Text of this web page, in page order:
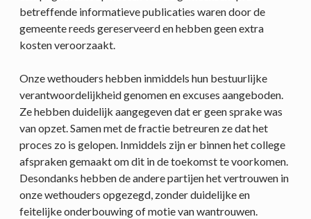
betreffende informatieve publicaties waren door de
gemeente reeds gereserveerd en hebben geen extra
kosten veroorzaakt.
Onze wethouders hebben inmiddels hun bestuurlijke
verantwoordelijkheid genomen en excuses aangeboden.
Ze hebben duidelijk aangegeven dat er geen sprake was
van opzet. Samen met de fractie betreuren ze dat het
proces zo is gelopen. Inmiddels zijn er binnen het college
afspraken gemaakt om dit in de toekomst te voorkomen.
Desondanks hebben de andere partijen het vertrouwen in
onze wethouders opgezegd, zonder duidelijke en
feitelijke onderbouwing of motie van wantrouwen.